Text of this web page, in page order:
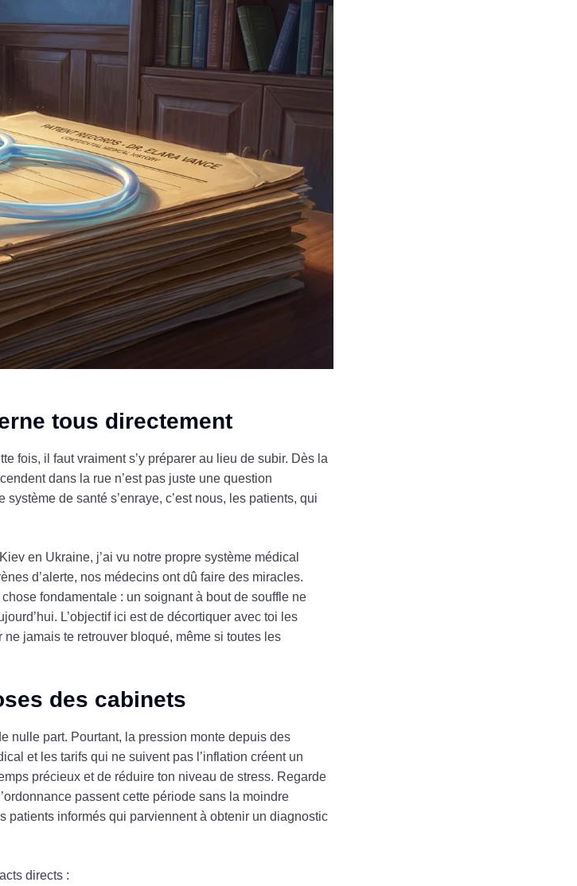
tous directement
fois, il faut vraiment s’y préparer au lieu de subir. Dès la
dans la rue n’est pas juste une question
de santé s’enraye, c’est nous, les patients, qui
en Ukraine, j’ai vu notre propre système médical
d’alerte, nos médecins ont dû faire des miracles.
fondamentale : un soignant à bout de souffle ne
L’objectif ici est de décortiquer avec toi les
jamais te retrouver bloqué, même si toutes les
des cabinets
nulle part. Pourtant, la pression monte depuis des
et les tarifs qui ne suivent pas l’inflation créent un
précieux et de réduire ton niveau de stress. Regarde
passent cette période sans la moindre
patients informés qui parviennent à obtenir un diagnostic
directs :